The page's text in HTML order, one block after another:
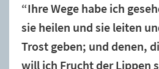
“Ihre Wege habe ich
sie heilen und sie leiten
Trost geben; und denen,
will ich Frucht der Lippen